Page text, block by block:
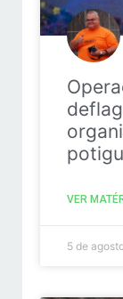
VER
5 de